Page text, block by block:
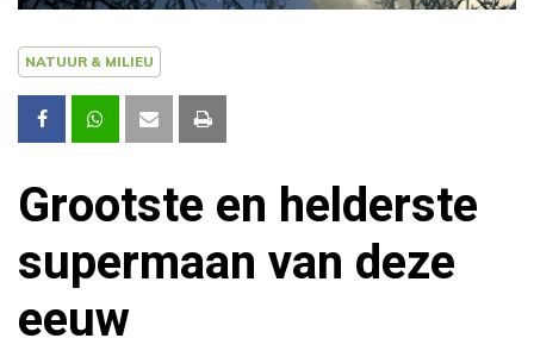
NATUUR & MILIEU
Grootste en helderste
supermaan van deze
eeuw